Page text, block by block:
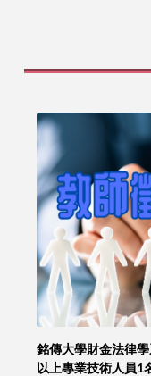
銘傳大學財金法律
以上專業技術人員1